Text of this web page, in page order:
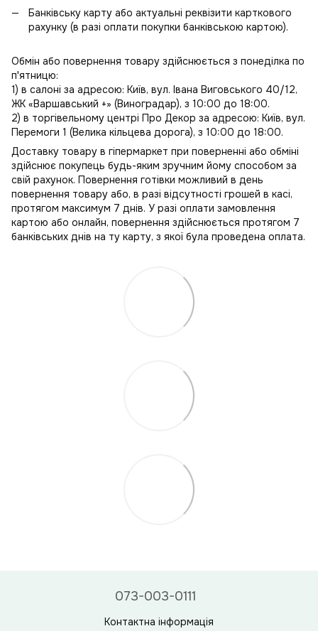
Банківську карту або актуальні реквізити карткового
рахунку (в разі оплати покупки банківською картою).
Обмін або повернення товару здійснюється з понеділка по
п'ятницю:
1) в салоні за адресою: Київ, вул. Івана Виговського 40/12,
ЖК «Варшавський +» (Виноградар), з 10:00 до 18:00.
2) в торгівельному центрі Про Декор за адресою: Київ, вул.
Перемоги 1 (Велика кільцева дорога), з 10:00 до 18:00.
Доставку товару в гіпермаркет при поверненні або обміні
здійснює покупець будь-яким зручним йому способом за
свій рахунок. Повернення готівки можливий в день
повернення товару або, в разі відсутності грошей в касі,
протягом максимум 7 днів. У разі оплати замовлення
картою або онлайн, повернення здійснюється протягом 7
банківських днів на ту карту, з якої була проведена оплата.
073-003-0111
Контактна інформація